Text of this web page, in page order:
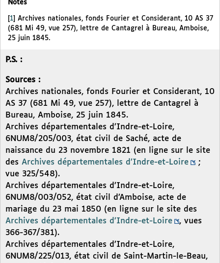
Notes
[1] Archives nationales, fonds Fourier et Considerant, 10 AS 37
(681 Mi 49, vue 257), lettre de Cantagrel à Bureau, Amboise,
25 juin 1845.
P.S. :
Sources :
Archives nationales, fonds Fourier et Considerant, 10
AS 37 (681 Mi 49, vue 257), lettre de Cantagrel à
Bureau, Amboise, 25 juin 1845.
Archives départementales d’Indre-et-Loire,
6NUM8/205/003, état civil de Saché, acte de
naissance du 23 novembre 1821 (en ligne sur le site
des Archives départementales d’Indre-et-Loire
;
vue 325/548).
Archives départementales d’Indre-et-Loire,
6NUM8/003/052, état civil d’Amboise, acte de
mariage du 23 mai 1850 (en ligne sur le site des
Archives départementales d’Indre-et-Loire
, vues
366-367/381).
Archives départementales d’Indre-et-Loire,
6NUM8/225/013, état civil de Saint-Martin-le-Beau,